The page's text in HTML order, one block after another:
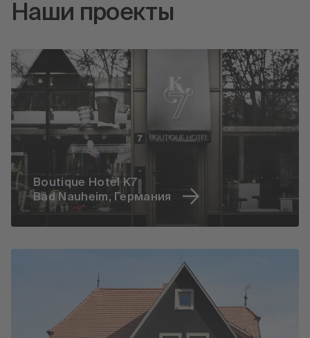
Наши проекты
Boutique Hotel K7
Bad Nauheim, Германия